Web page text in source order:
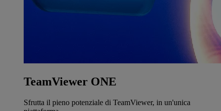
TeamViewer ONE
Sfrutta il pieno potenziale di TeamViewer, in un'unica